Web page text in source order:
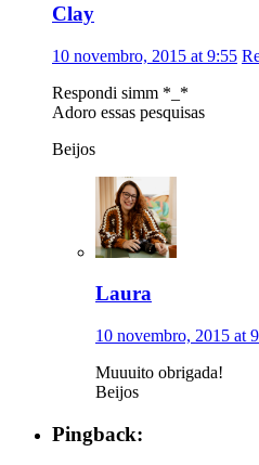
Clay
10 novembro, 2015 at 9:55
Respondi simm *_*
Adoro essas pesquisas
Beijos
Laura
10 novembro, 2015 at
Muuuito obrigada!
Beijos
Pingback: